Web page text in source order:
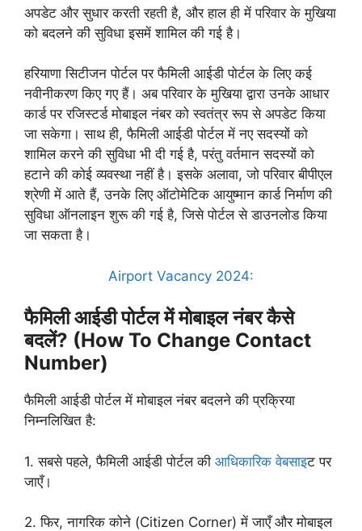
अपडेट और सुधार करती रहती है, और हाल ही में परिवार के मुखिया
को बदलने की सुविधा इसमें शामिल की गई है।
हरियाणा सिटीजन पोर्टल पर फैमिली आईडी पोर्टल के लिए कई
नवीनीकरण किए गए हैं। अब परिवार के मुखिया द्वारा उनके आधार
कार्ड पर रजिस्टर्ड मोबाइल नंबर को स्वतंत्र रूप से अपडेट किया
जा सकेगा। साथ ही, फैमिली आईडी पोर्टल में नए सदस्यों को
शामिल करने की सुविधा भी दी गई है, परंतु वर्तमान सदस्यों को
हटाने की कोई व्यवस्था नहीं है। इसके अलावा, जो परिवार बीपीएल
श्रेणी में आते हैं, उनके लिए ऑटोमेटिक आयुष्मान कार्ड निर्माण की
सुविधा ऑनलाइन शुरू की गई है, जिसे पोर्टल से डाउनलोड किया
जा सकता है।
Airport Vacancy 2024:
फैमिली आईडी पोर्टल में मोबाइल नंबर कैसे
बदलें? (How To Change Contact
Number)
फैमिली आईडी पोर्टल में मोबाइल नंबर बदलने की प्रक्रिया
निम्नलिखित है:
1. सबसे पहले, फैमिली आईडी पोर्टल की आधिकारिक वेबसाइट पर
जाएँ।
2. फिर, नागरिक कोने (Citizen Corner) में जाएँ और मोबाइल